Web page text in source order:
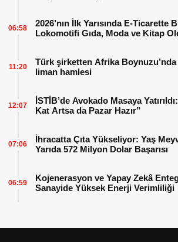
2026’nın İlk Yarısında E-Ticarette
Lokomotifi Gıda, Moda ve Kitap
06:58
Türk şirketten Afrika
liman hamlesi
11:20
İSTİB’de Avokado Masaya
Kat Artsa da Pazar Hazır”
12:07
İhracatta Çıta Yükseliyor: Yaş
Yarıda 572 Milyon Dolar Başarısı
07:06
Kojenerasyon ve Yapay Zekâ
Sanayide Yüksek Enerji Verimliliği
06:59